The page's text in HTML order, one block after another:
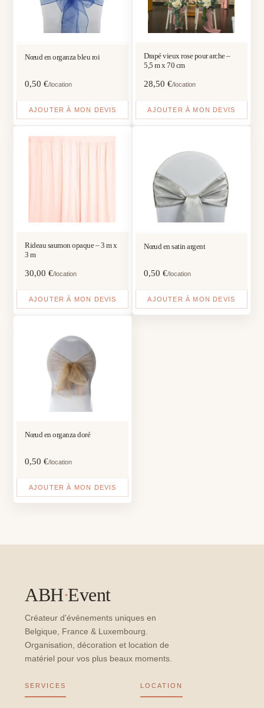
Nœud en organza bleu roi
0,50€/location
AJOUTER À MON DEVIS
Drapé vieux rose pour arche –
5,5 m x 70 cm
28,50 €/location
AJOUTER À MON DEVIS
Rideau saumon opaque – 3 m x
3 m
30,00€/location
AJOUTER À MON DEVIS
Nœud en satin argent
0,50 €/location
AJOUTER À MON DEVIS
Nœud en organza doré
0,50€/location
AJOUTER À MON DEVIS
ABH·Event
Créateur d'événements uniques en
Belgique, France & Luxembourg.
Organisation, décoration et location de
matériel pour vos plus beaux moments.
SERVICES LOCATION